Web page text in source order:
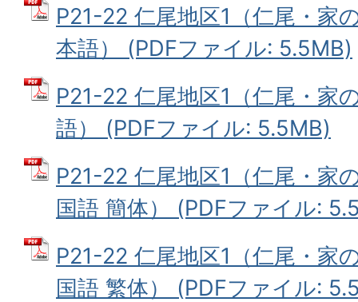
P21-22 仁尾地区1（仁尾・家
本語） (PDFファイル: 5.5MB)
P21-22 仁尾地区1（仁尾・家
語） (PDFファイル: 5.5MB)
P21-22 仁尾地区1（仁尾・家
国語 簡体） (PDFファイル:
P21-22 仁尾地区1（仁尾・家
国語 繁体） (PDFファイル: